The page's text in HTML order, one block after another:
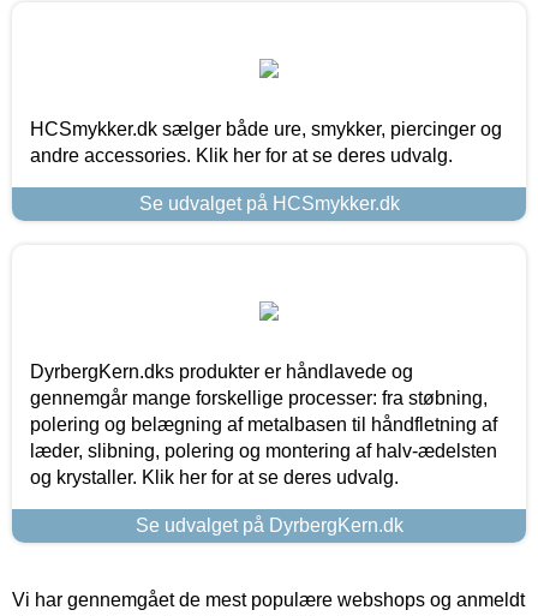
HCSmykker.dk sælger både ure, smykker, piercinger og
andre accessories. Klik her for at se deres udvalg.
Se udvalget på HCSmykker.dk
DyrbergKern.dks produkter er håndlavede og
gennemgår mange forskellige processer: fra støbning,
polering og belægning af metalbasen til håndfletning af
læder, slibning, polering og montering af halv-ædelsten
og krystaller. Klik her for at se deres udvalg.
Se udvalget på DyrbergKern.dk
Vi har gennemgået de mest populære webshops og anmeldt